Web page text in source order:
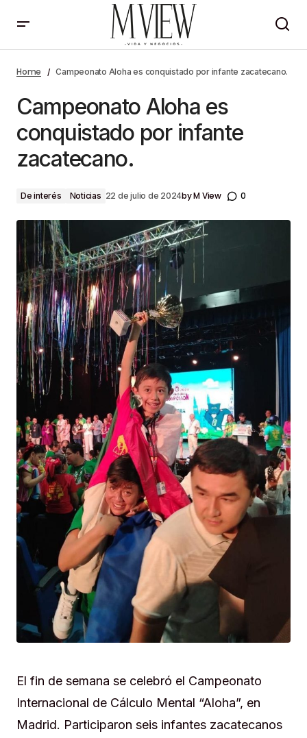
zacatecano.
Home Campeonato Aloha es conquistado por infante zacatecano.
Campeonato Aloha es
conquistado por infante
zacatecano.
De interés Noticias 22 de julio de 2024byM View 0
El fin de semana se celebró el Campeonato
Internacional de Cálculo Mental “Aloha”, en
Madrid. Participaron seis infantes zacatecanos